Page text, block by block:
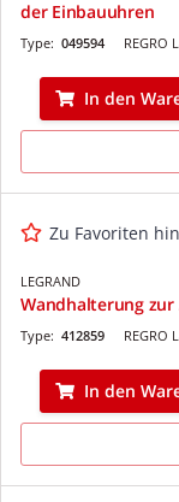
der Einbauuhren
REGRO
Type: 049594
In den
Zu Favoriten
LEGRAND
Wandhalterung
REGRO
Type: 412859
In den